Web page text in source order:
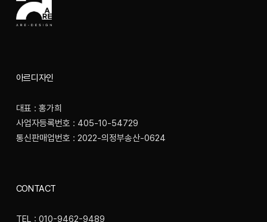
아르디자인
대표 : 홍가희
사업자등록번호 : 405-10-54729
통신판매업번호 : 2022-의정부송산-0624
CONTACT
TEL : 010-9462-9489